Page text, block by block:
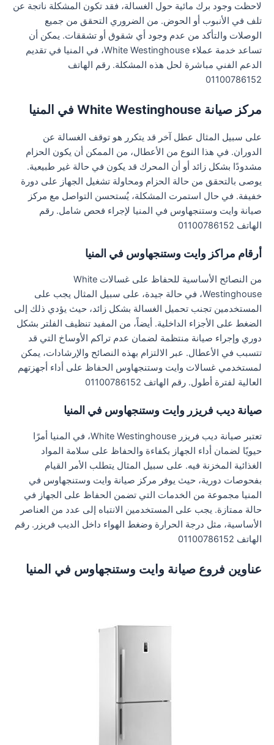
لاحظت وجود برك مائية حول الغسالة، فقد تكون المشكلة ناتجة عن
تلف في الأنبوب أو الحوض. من الضروري التحقق من جميع
الوصلات والتأكد من عدم وجود أي شقوق أو تشققات. يمكن أن
تساعد خدمة عملاء White Westinghouse، في المنيا في تقديم
الدعم الفني مباشرة لحل هذه المشكلة. رقم الهاتف
01100786152
مركز صيانة White Westinghouse في المنيا
على سبيل المثال عطل آخر قد يتكرر هو توقف الغسالة عن
الدوران. في هذا النوع من الأعطال، من الممكن أن يكون الحزام
مشدودًا بشكل زائد أو أن المحرك قد يكون في حالة غير طبيعية.
يوصى بالتحقق من حالة الحزام ومحاولة تشغيل الجهاز على دورة
خفيفة. في حال استمرت المشكلة، يُستحسن التواصل مع مركز
صيانة وايت وستنجهاوس في المنيا لإجراء فحص شامل. رقم
الهاتف 01100786152
أرقام مراكز وايت وستنجهاوس في المنيا
من النصائح الأساسية للحفاظ على غسالات White
Westinghouse، في حالة جيدة، على سبيل المثال يجب على
المستخدمين تجنب تحميل الغسالة بشكل زائد، حيث يؤدي ذلك إلى
الضغط على الأجزاء الداخلية. أيضاً، من المفيد تنظيف الفلتر بشكل
دوري وإجراء صيانة منتظمة لضمان عدم تراكم الأوساخ التي قد
تتسبب في الأعطال. عبر الالتزام بهذه النصائح والإرشادات، يمكن
لمستخدمي غسالات وايت وستنجهاوس الحفاظ على أداء أجهزتهم
العالية لفترة أطول. رقم الهاتف 01100786152
صيانة ديب فريزر وايت وستنجهاوس في المنيا
تعتبر صيانة ديب فريزر White Westinghouse، في المنيا أمرًا
حيويًا لضمان أداء الجهاز بكفاءة والحفاظ على سلامة المواد
الغذائية المخزنة فيه. على سبيل المثال يتطلب الأمر القيام
بفحوصات دورية، حيث يوفر مركز صيانة وايت وستنجهاوس في
المنيا مجموعة من الخدمات التي تضمن الحفاظ على الجهاز في
حالة ممتازة. يجب على المستخدمين الانتباه إلى عدد من العناصر
الأساسية، مثل درجة الحرارة وضغط الهواء داخل الديب فريزر. رقم
الهاتف 01100786152
عناوين فروع صيانة وايت وستنجهاوس في المنيا